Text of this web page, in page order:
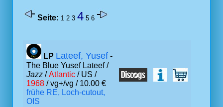
Seite: 1 2 3 4 5 6
LP Lateef, Yusef -
The Blue Yusef Lateef /
Jazz /Atlantic / US /
1968 / vg+/vg / 10.00 €
frühe RE, Loch-cutout,
OIS